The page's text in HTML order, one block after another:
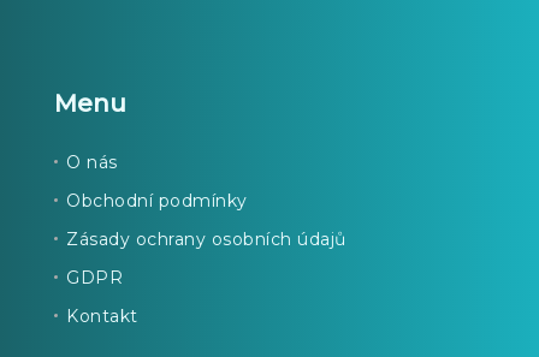
Menu
O nás
Obchodní podmínky
Zásady ochrany osobních údajů
GDPR
Kontakt